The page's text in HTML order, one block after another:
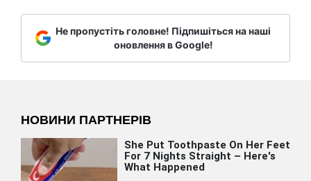
Не пропустіть головне! Підпишіться на наші
оновлення в Google!